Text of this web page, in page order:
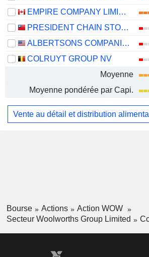
EMPIRE COMPANY LIMITED
PRESIDENT CHAIN STORE CORPORATION
ALBERTSONS COMPANIES, INC.
COLRUYT GROUP NV
Moyenne
Moyenne pondérée par Capi.
Vente au détail et distribution
Bourse Actions
Action WOW
Secteur Woolworths Group Limited